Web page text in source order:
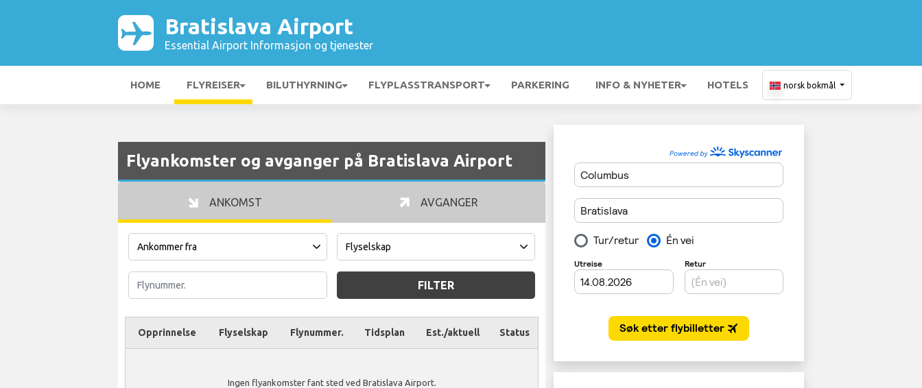
Bratislava Airport
Essential Airport Informasjon og tjenester
HOME FLYREISER BILUTHYRNING FLYPLASSTRANSPORT PARKERING INFO & NYHETER HOTELS norsk bokmål
Flyankomster og avganger på Bratislava Airport
ANKOMST AVGANGER
FILTER
Opprinnelse Flyselskap Flynummer. Tidsplan Est./aktuell Status
Ingen flyankomster fant sted ved Bratislava Airport.